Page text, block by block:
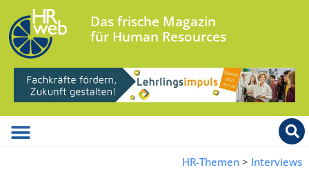
Das frische Magazin
für Human Resources
HR-Themen > Interviews